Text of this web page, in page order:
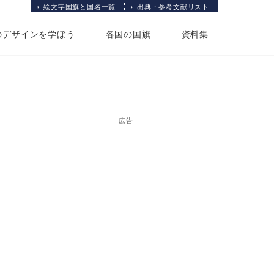
絵文字国旗と国名一覧 出典・参考文献リスト
デザインを学ぼう 各国の国旗 資料集
広告